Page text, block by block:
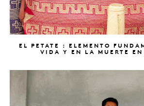
EL PETATE : ELEMENTO
VIDA Y EN LA MUERTE EN